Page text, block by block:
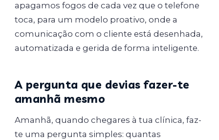
apagamos fogos de cada vez que o telefone
toca, para um modelo proativo, onde a
comunicação com o cliente está desenhada,
automatizada e gerida de forma inteligente.
A pergunta que devias fazer-te
amanhã mesmo
Amanhã, quando chegares à tua clínica, faz-
te uma pergunta simples: quantas